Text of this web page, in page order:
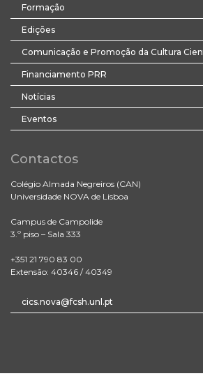
Formação
Edições
Comunicação e Promoção da Cultura
Financiamento PRR
Notícias
Eventos
Contactos
Colégio Almada Negreiros (CAN)
Universidade NOVA de Lisboa
Campus de Campolide
3.º piso – Sala 333
+351 21 790 83 00
Extensão: 40346 / 40349
cics.nova@fcsh.unl.pt